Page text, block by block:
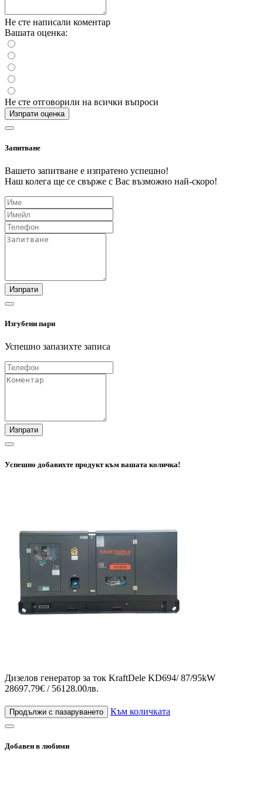
Не сте написали коментар
Вашата оценка:
Не сте отговорили на всички въпроси
Изпрати оценка
Запитване
Вашето запитване е изпратено успешно!
Наш колега ще се свърже с Вас възможно най-скоро!
Изпрати
Изгубени пари
Успешно запазихте записа
Изпрати
Успешно добавихте продукт към вашата количка!
Дизелов генератор за ток KraftDele KD694/ 87/95kW
28697.79€ / 56128.00лв.
Продължи с пазаруването Към количката
Добавен в любими